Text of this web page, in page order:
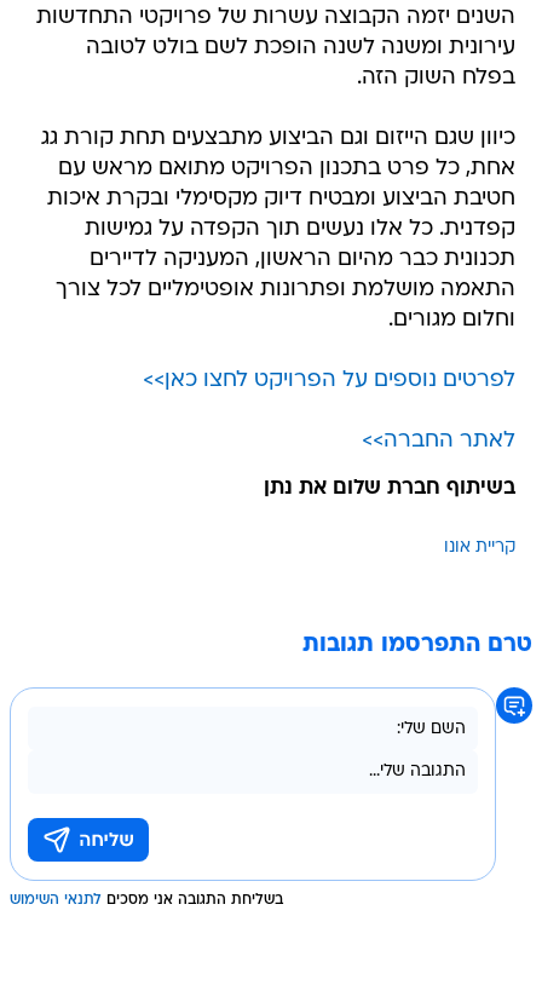
השנים יזמה הקבוצה עשרות של פרויקטי התחדשות
עירונית ומשנה לשנה הופכת לשם בולט לטובה
בפלח השוק הזה.
כיוון שגם הייזום וגם הביצוע מתבצעים תחת קורת גג
אחת, כל פרט בתכנון הפרויקט מתואם מראש עם
חטיבת הביצוע ומבטיח דיוק מקסימלי ובקרת איכות
קפדנית. כל אלו נעשים תוך הקפדה על גמישות
תכנונית כבר מהיום הראשון, המעניקה לדיירים
התאמה מושלמת ופתרונות אופטימליים לכל צורך
וחלום מגורים.
לפרטים נוספים על הפרויקט לחצו כאן>>
לאתר החברה>>
בשיתוף חברת שלום את נתן
קריית אונו
טרם התפרסמו תגובות
בשליחת התגובה אני מסכים לתנאי השימוש